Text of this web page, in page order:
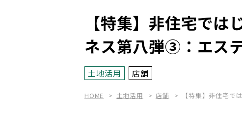
【特集】非住宅では
ネス第八弾③：エス
土地活用 店舗
HOME 土地活用 店舗 【特集】非住宅